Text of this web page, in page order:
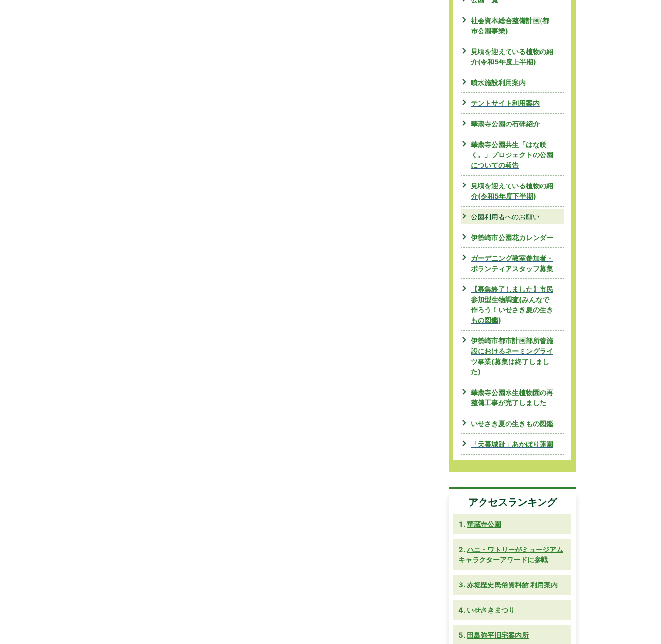
社会資本総合整備計画(都
市公園事業)
見頃を迎えている植物の紹
介(令和5年度上半期)
噴水施設利用案内
テントサイト利用案内
華蔵寺公園の石碑紹介
華蔵寺公園共生「はな咲
く。」プロジェクトの公園
についての報告
見頃を迎えている植物の紹
介(令和5年度下半期)
公園利用者へのお願い
伊勢崎市公園花カレンダー
ガーデニング教室参加者・
ボランティアスタッフ募集
【募集終了しました】市民
参加型生物調査(みんなで
作ろう！いせさき夏の生き
もの図鑑)
伊勢崎市都市計画部所管施
設におけるネーミングライ
ツ事業(募集は終了しまし
た)
華蔵寺公園水生植物園の再
整備工事が完了しました
いせさき夏の生きもの図鑑
「天幕城趾」あかぼり蓮園
アクセスランキング
華蔵寺公園
ハニ・ワトリーがミュージアム
キャラクターアワードに参戦
赤堀歴史民俗資料館 利用案内
いせさきまつり
田島弥平旧宅案内所